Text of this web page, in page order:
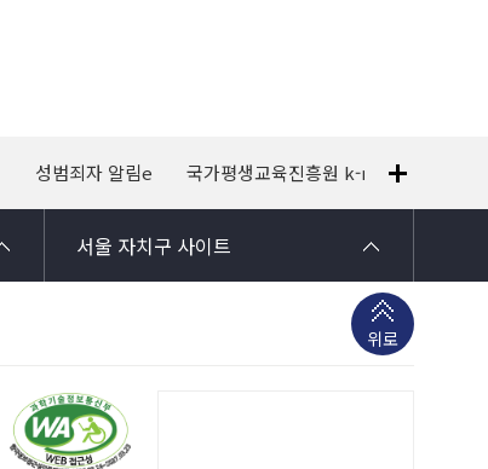
성범죄자 알림e 국가평생교육진흥원 k-mooc
서울 자치구 사이트
위로